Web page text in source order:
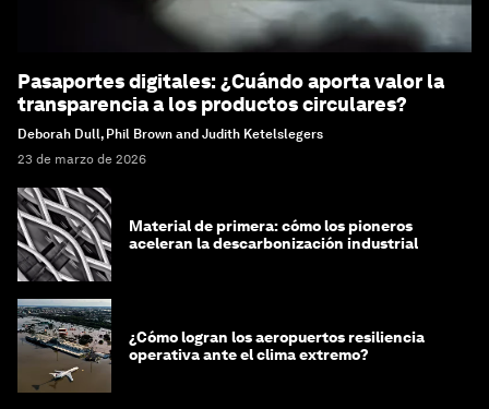
Pasaportes digitales: ¿Cuándo aporta valor la
transparencia a los productos circulares?
Deborah Dull, Phil Brown and Judith Ketelslegers
23 de marzo de 2026
Material de primera: cómo los pioneros
aceleran la descarbonización industrial
¿Cómo logran los aeropuertos resiliencia
operativa ante el clima extremo?